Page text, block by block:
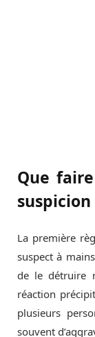
Que
La première
suspect à
de le détruire
réaction
plusieurs
souvent